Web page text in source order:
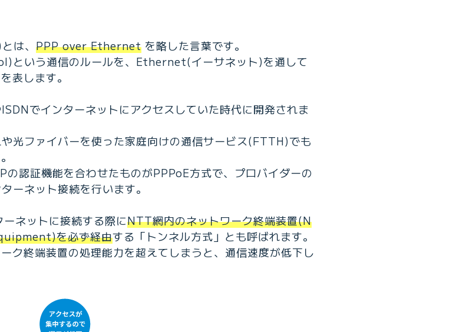
は、 PPP over Ethernet を略した言葉です。
いう通信のルールを、Ethernet(イーサネット)を通して
表します。
でインターネットにアクセスしていた時代に開発されま
光ファイバーを使った家庭向けの通信サービス(FTTH)でも
認証機能を合わせたものがPPPoE方式で、プロバイダーの
ーネット接続を行います。
ネットに接続する際にNTT網内のネットワーク終端装置(N
を必ず経由する「トンネル方式」とも呼ばれます。
ク終端装置の処理能力を超えてしまうと、通信速度が低下し